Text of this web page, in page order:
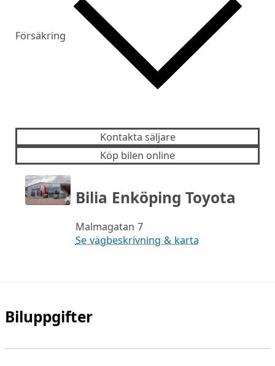
Försäkring
Kontakta säljare
Köp bilen online
Bilia Enköping Toyota
Malmagatan 7
Se vägbeskrivning & karta
Biluppgifter